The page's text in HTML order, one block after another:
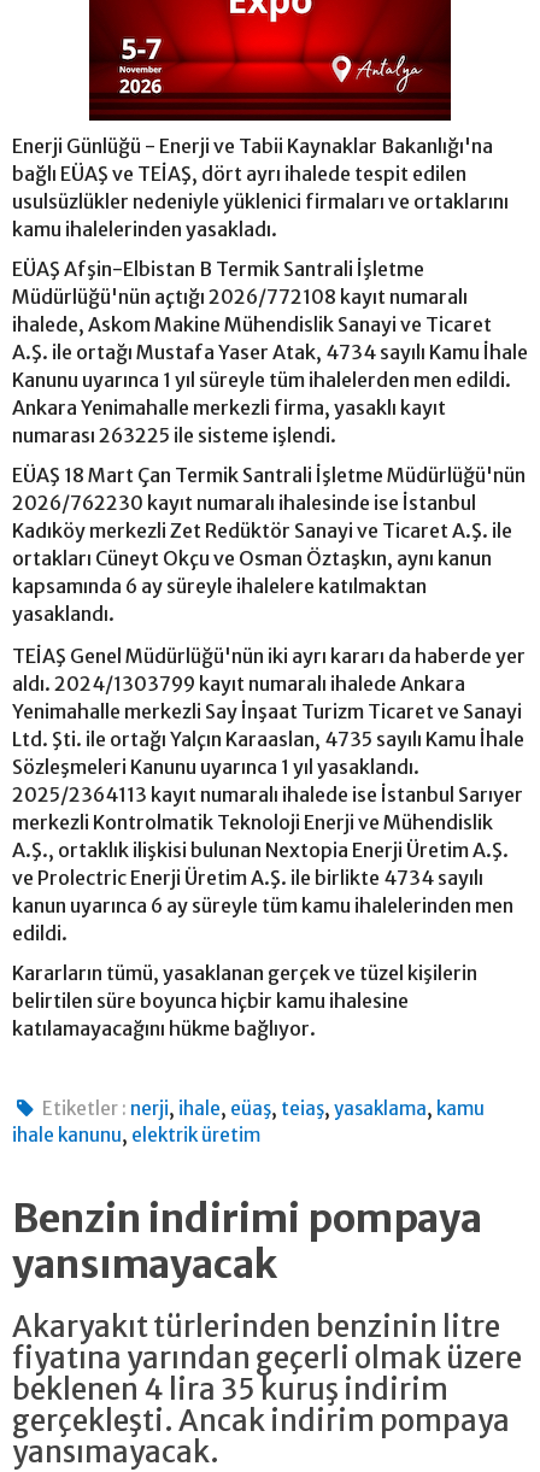
Enerji Günlüğü - Enerji ve Tabii Kaynaklar Bakanlığı'na
bağlı EÜAŞ ve TEİAŞ, dört ayrı ihalede tespit edilen
usulsüzlükler nedeniyle yüklenici firmaları ve ortaklarını
kamu ihalelerinden yasakladı.
EÜAŞ Afşin-Elbistan B Termik Santrali İşletme
Müdürlüğü'nün açtığı 2026/772108 kayıt numaralı
ihalede, Askom Makine Mühendislik Sanayi ve Ticaret
A.Ş. ile ortağı Mustafa Yaser Atak, 4734 sayılı Kamu İhale
Kanunu uyarınca 1 yıl süreyle tüm ihalelerden men edildi.
Ankara Yenimahalle merkezli firma, yasaklı kayıt
numarası 263225 ile sisteme işlendi.
EÜAŞ 18 Mart Çan Termik Santrali İşletme Müdürlüğü'nün
2026/762230 kayıt numaralı ihalesinde ise İstanbul
Kadıköy merkezli Zet Redüktör Sanayi ve Ticaret A.Ş. ile
ortakları Cüneyt Okçu ve Osman Öztaşkın, aynı kanun
kapsamında 6 ay süreyle ihalelere katılmaktan
yasaklandı.
TEİAŞ Genel Müdürlüğü'nün iki ayrı kararı da haberde yer
aldı. 2024/1303799 kayıt numaralı ihalede Ankara
Yenimahalle merkezli Say İnşaat Turizm Ticaret ve Sanayi
Ltd. Şti. ile ortağı Yalçın Karaaslan, 4735 sayılı Kamu İhale
Sözleşmeleri Kanunu uyarınca 1 yıl yasaklandı.
2025/2364113 kayıt numaralı ihalede ise İstanbul Sarıyer
merkezli Kontrolmatik Teknoloji Enerji ve Mühendislik
A.Ş., ortaklık ilişkisi bulunan Nextopia Enerji Üretim A.Ş.
ve Prolectric Enerji Üretim A.Ş. ile birlikte 4734 sayılı
kanun uyarınca 6 ay süreyle tüm kamu ihalelerinden men
edildi.
Kararların tümü, yasaklanan gerçek ve tüzel kişilerin
belirtilen süre boyunca hiçbir kamu ihalesine
katılamayacağını hükme bağlıyor.
Etiketler : nerji, ihale, eüaş, teiaş,yasaklama, kamu
ihale kanunu, elektrik üretim
Benzin indirimi pompaya
yansımayacak
Akaryakıt türlerinden benzinin litre
fiyatına yarından geçerli olmak üzere
beklenen 4 lira 35 kuruş indirim
gerçekleşti. Ancak indirim pompaya
yansımayacak.